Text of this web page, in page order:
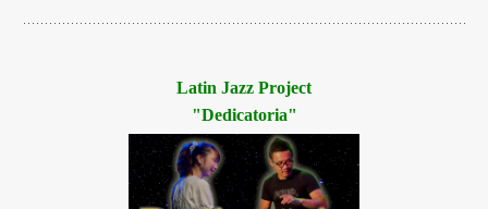
Latin Jazz Project
"Dedicatoria"